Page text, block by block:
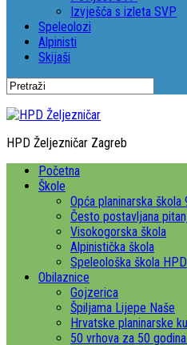
Izvješća s izleta SVP
Speleolozi
Alpinisti
Skijaši
HPD Željezničar Zagreb
Početna
Škole
Opća planinarska
Često postavljana
Visokogorska škola
Alpinistička škola
Speleološka škola
Obilaznice
Gojzerica
Špiljama Lijepe Naše
Hrvatske planinarske
50 vrhova za 50